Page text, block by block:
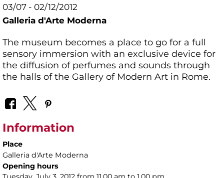
03/07 - 02/12/2012
Galleria d'Arte Moderna
The museum becomes a place to go for a full
sensory immersion with an exclusive device for
the diffusion of perfumes and sounds through
the halls of the Gallery of Modern Art in Rome.
Information
Place
Galleria d'Arte Moderna
Opening hours